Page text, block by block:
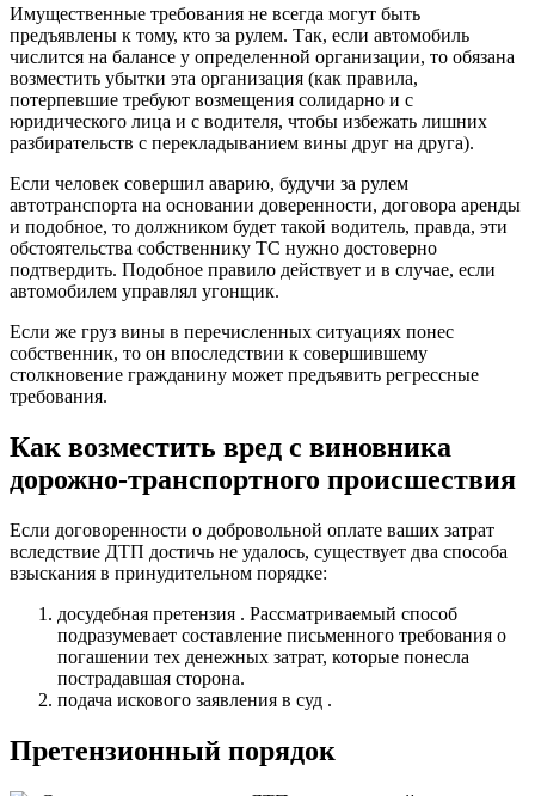
Имущественные требования не всегда могут быть
предъявлены к тому, кто за рулем. Так, если автомобиль
числится на балансе у определенной организации, то обязана
возместить убытки эта организация (как правила,
потерпевшие требуют возмещения солидарно и с
юридического лица и с водителя, чтобы избежать лишних
разбирательств с перекладыванием вины друг на друга).
Если человек совершил аварию, будучи за рулем
автотранспорта на основании доверенности, договора аренды
и подобное, то должником будет такой водитель, правда, эти
обстоятельства собственнику ТС нужно достоверно
подтвердить. Подобное правило действует и в случае, если
автомобилем управлял угонщик.
Если же груз вины в перечисленных ситуациях понес
собственник, то он впоследствии к совершившему
столкновение гражданину может предъявить регрессные
требования.
Как возместить вред с виновника
дорожно-транспортного происшествия
Если договоренности о добровольной оплате ваших затрат
вследствие ДТП достичь не удалось, существует два способа
взыскания в принудительном порядке:
досудебная претензия . Рассматриваемый способ
подразумевает составление письменного требования о
погашении тех денежных затрат, которые понесла
пострадавшая сторона.
подача искового заявления в суд .
Претензионный порядок